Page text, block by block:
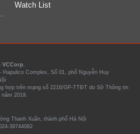
Watch List
VCCorp.
Hapulico Complex, Số 01, phố Nguyễn Huy
hợp trên mạng số 2216/GP-TTĐT do Sở Thông tin
2019.
Thanh Xuân, thành phố Hà Nội
39744082